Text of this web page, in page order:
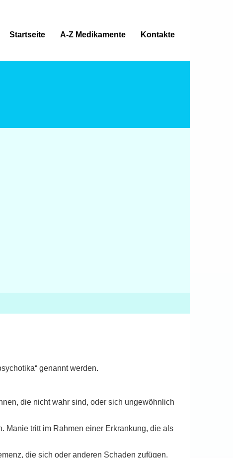
Startseite A-Z Medikamente Kontakte
genannt werden.
die nicht wahr sind, oder sich ungewöhnlich
Manie tritt im Rahmen einer Erkrankung, die als
die sich oder anderen Schaden zufügen.